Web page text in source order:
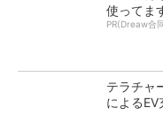
使ってま
PR(Dreaw合
テラチャ
による